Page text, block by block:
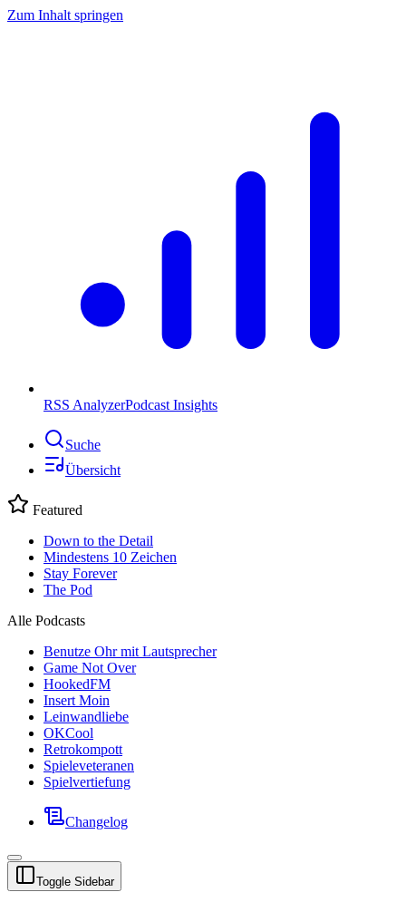
Zum Inhalt springen
RSS AnalyzerPodcast Insights
Suche
Übersicht
Featured
Down to the Detail
Mindestens 10 Zeichen
Stay Forever
The Pod
Alle Podcasts
Benutze Ohr mit Lautsprecher
Game Not Over
HookedFM
Insert Moin
Leinwandliebe
OKCool
Retrokompott
Spieleveteranen
Spielvertiefung
Changelog
Toggle Sidebar